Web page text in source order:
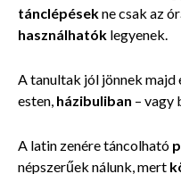
tánclépésekne csak az
használhatók legyenek.
A tanultak jól jönnek majd
esten, házibuliban – vagy
A latin zenére táncolható
népszerűek nálunk, mert